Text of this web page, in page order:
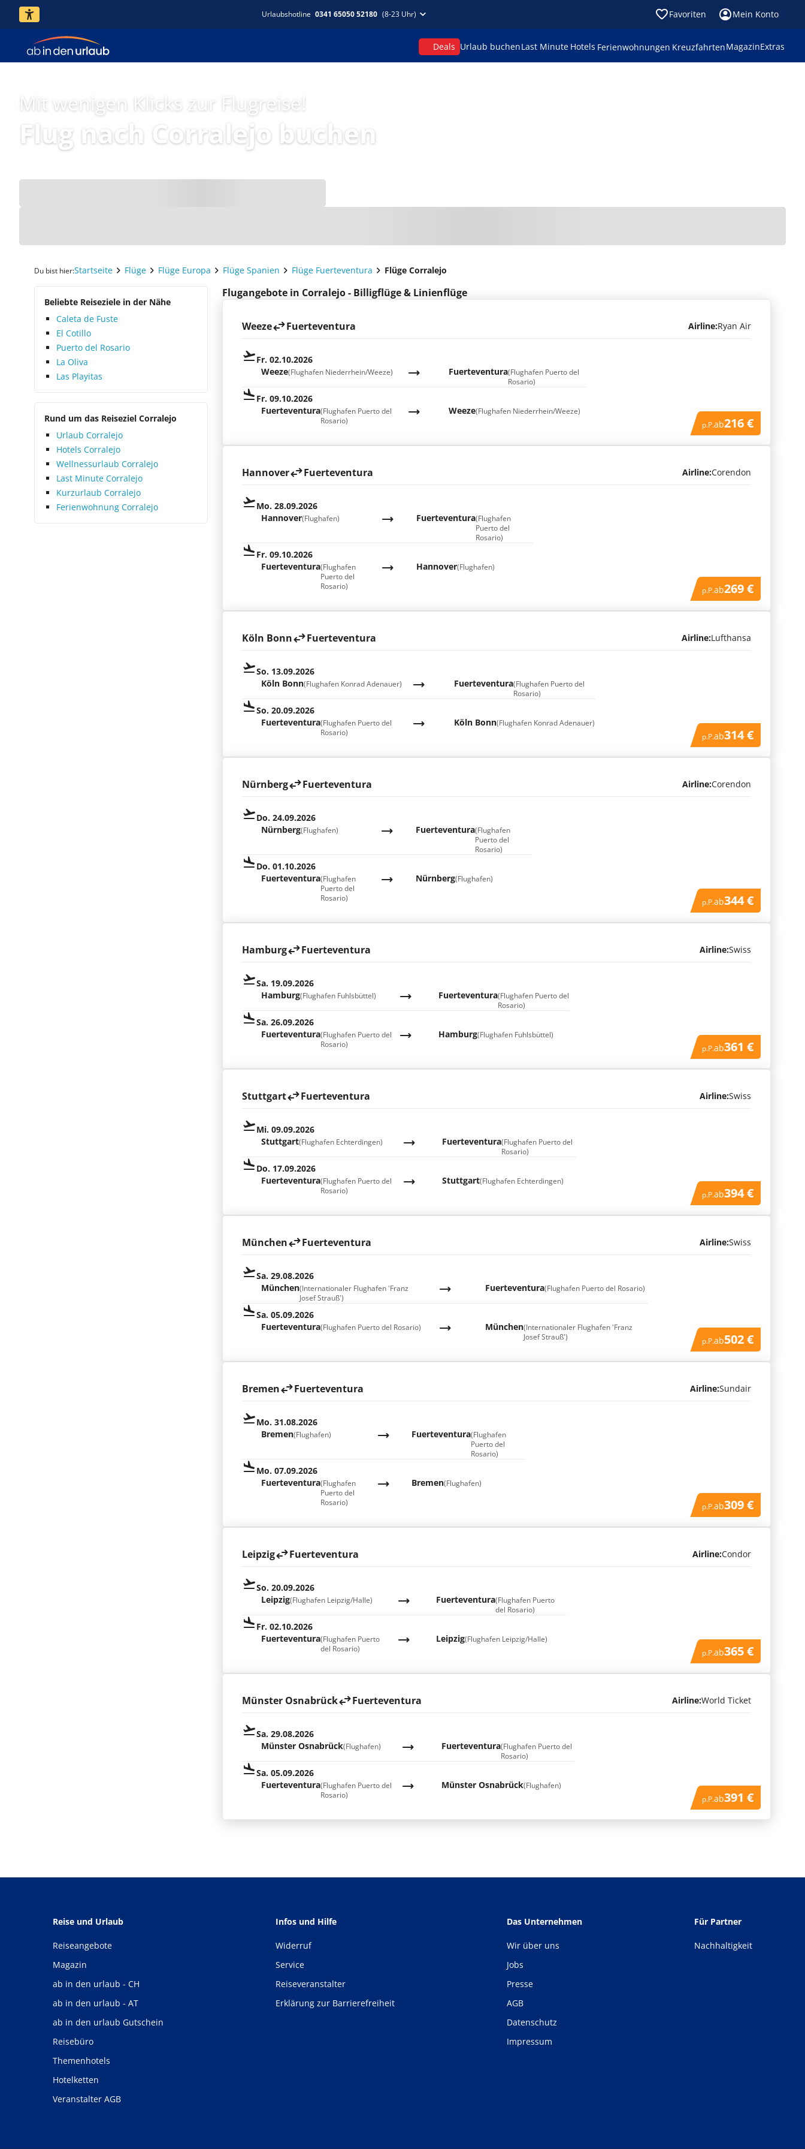
Urlaubshotline 0341 65050 52180 (8-23 Uhr) Favoriten Mein Konto
Deals Urlaub buchenLast Minute Hotels Ferienwohnungen KreuzfahrtenMagazinExtras
Mit wenigen Klicks zur Flugreise!
Flug nach Corralejo buchen
Du bist hier:Startseite Flüge Flüge Europa Flüge Spanien Flüge Fuerteventura Flüge Corralejo
Beliebte Reiseziele in der Nähe
Caleta de Fuste
El Cotillo
Puerto del Rosario
La Oliva
Las Playitas
Rund um das Reiseziel Corralejo
Urlaub Corralejo
Hotels Corralejo
Wellnessurlaub Corralejo
Last Minute Corralejo
Kurzurlaub Corralejo
Ferienwohnung Corralejo
Flugangebote in Corralejo - Billigflüge & Linienflüge
Weeze Fuerteventura Airline:Ryan Air
Fr. 02.10.2026
Weeze(Flughafen Niederrhein/Weeze) Fuerteventura(Flughafen Puerto del
Rosario)
Fr. 09.10.2026
Weeze(Flughafen Niederrhein/Weeze)
Fuerteventura(Flughafen Puerto del
Rosario)
p.P.ab216 €
Hannover Fuerteventura Airline:Corendon
Mo. 28.09.2026
Hannover(Flughafen) Fuerteventura(Flughafen
Puerto del
Rosario)
Fr. 09.10.2026
Hannover(Flughafen)
Fuerteventura(Flughafen
Puerto del
Rosario)
p.P.ab269 €
Köln Bonn Fuerteventura Airline:Lufthansa
So. 13.09.2026
Köln Bonn(Flughafen Konrad Adenauer) Fuerteventura(Flughafen Puerto del
Rosario)
So. 20.09.2026
Köln Bonn(Flughafen Konrad Adenauer)
Fuerteventura(Flughafen Puerto del
Rosario)
p.P.ab314 €
Nürnberg Fuerteventura Airline:Corendon
Do. 24.09.2026
Nürnberg(Flughafen) Fuerteventura(Flughafen
Puerto del
Rosario)
Do. 01.10.2026
Nürnberg(Flughafen)
Fuerteventura(Flughafen
Puerto del
Rosario)
p.P.ab344 €
Hamburg Fuerteventura Airline:Swiss
Sa. 19.09.2026
Hamburg(Flughafen Fuhlsbüttel) Fuerteventura(Flughafen Puerto del
Rosario)
Sa. 26.09.2026
Hamburg(Flughafen Fuhlsbüttel)
Fuerteventura(Flughafen Puerto del
Rosario)
p.P.ab361 €
Stuttgart Fuerteventura Airline:Swiss
Mi. 09.09.2026
Stuttgart(Flughafen Echterdingen) Fuerteventura(Flughafen Puerto del
Rosario)
Do. 17.09.2026
Stuttgart(Flughafen Echterdingen)
Fuerteventura(Flughafen Puerto del
Rosario)
p.P.ab394 €
München Fuerteventura Airline:Swiss
Sa. 29.08.2026
München(Internationaler Flughafen 'Franz
Josef Strauß')
Fuerteventura(Flughafen Puerto del Rosario)
Sa. 05.09.2026
München(Internationaler Flughafen 'Franz
Josef Strauß')
Fuerteventura(Flughafen Puerto del Rosario)
p.P.ab502 €
Bremen Fuerteventura Airline:Sundair
Mo. 31.08.2026
Bremen(Flughafen) Fuerteventura(Flughafen
Puerto del
Rosario)
Mo. 07.09.2026
Bremen(Flughafen)
Fuerteventura(Flughafen
Puerto del
Rosario)
p.P.ab309 €
Leipzig Fuerteventura Airline:Condor
So. 20.09.2026
Leipzig(Flughafen Leipzig/Halle) Fuerteventura(Flughafen Puerto
del Rosario)
Fr. 02.10.2026
Leipzig(Flughafen Leipzig/Halle)
Fuerteventura(Flughafen Puerto
del Rosario)
p.P.ab365 €
Münster Osnabrück Fuerteventura Airline:World Ticket
Sa. 29.08.2026
Münster Osnabrück(Flughafen) Fuerteventura(Flughafen Puerto del
Rosario)
Sa. 05.09.2026
Münster Osnabrück(Flughafen)
Fuerteventura(Flughafen Puerto del
Rosario)
p.P.ab391 €
Reise und Urlaub
Reiseangebote
Magazin
ab in den urlaub - CH
ab in den urlaub - AT
ab in den urlaub Gutschein
Reisebüro
Themenhotels
Hotelketten
Veranstalter AGB
Infos und Hilfe
Widerruf
Service
Reiseveranstalter
Erklärung zur Barrierefreiheit
Das Unternehmen
Wir über uns
Jobs
Presse
AGB
Datenschutz
Impressum
Für Partner
Nachhaltigkeit